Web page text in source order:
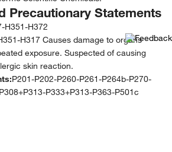
Precautionary Statements
H351-H372
H317 Causes damage to organs
exposure. Suspected of causing
skin reaction.
P201-P202-P260-P261-P264b-P270-
P333+P313-P363-P501c